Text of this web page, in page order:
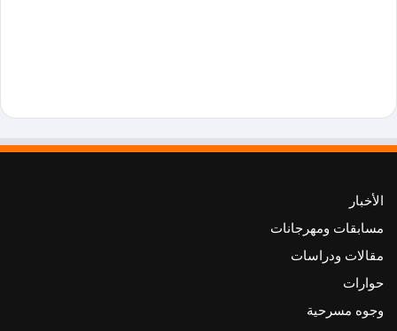
الأخبار
مسابقات ومهرجانات
مقالات ودراسات
حوارات
وجوه مسرحية